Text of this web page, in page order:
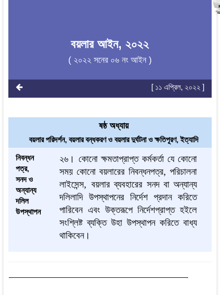
বয়লার আইন, ২০২২
( ২০২২ সনের ০৬ নং আইন )
[ ১১ এপ্রিল, ২০২২ ]
ষষ্ঠ অধ্যায়
বয়লার পরিদর্শন, বয়লার বন্ধকরণ ও বয়লার দুর্ঘটনা ও ক্ষতিপূরণ, ইত্যাদি
নিবন্ধন
পত্র,
সনদ ও
অন্যান্য
দলিল
উপস্থাপন
২৬। কোনো ক্ষমতাপ্রাপ্ত কর্মকর্তা যে কোনো
সময় কোনো বয়লারের নিবন্ধনপত্র,পরিচালনা
লাইসেন্স, বয়লার ব্যবহারের সনদ বা অন্যান্য
দলিলাদি উপস্থাপনের নির্দেশ প্রদান করিতে
পারিবেন এবং উক্তরূপে নির্দেশপ্রাপ্ত হইলে
সংশ্লিষ্ট ব্যক্তি উহা উপস্থাপন করিতে বাধ্য
থাকিবেন।